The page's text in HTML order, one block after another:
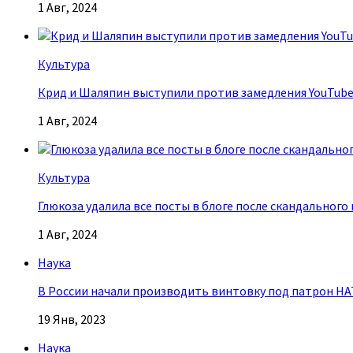
1 Авг, 2024
Культура
Крид и Шаляпин выступили против замедления YouTube
1 Авг, 2024
Культура
Глюкоза удалила все посты в блоге после
1 Авг, 2024
Наука
В России начали производить винтовку под патрон
19 Янв, 2023
Наука